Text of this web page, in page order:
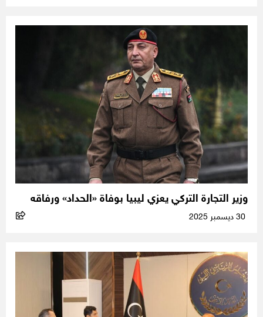
وزير التجارة التركي يعزي ليبيا بوفاة «الحداد» ورفاقه